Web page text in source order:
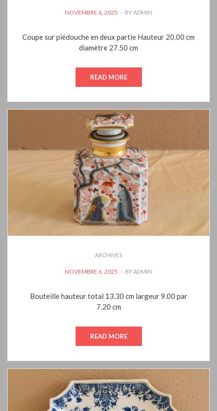
POSTED
NOVEMBRE 6, 2025 BYADMIN
Coupe sur piédouche en deux partie Hauteur 20.00 cm
diamètre 27.50 cm
READ MORE
ARCHIVES
POSTED
NOVEMBRE 6, 2025 BYADMIN
Bouteille hauteur total 13.30 cm largeur 9.00 par
7.20 cm
READ MORE